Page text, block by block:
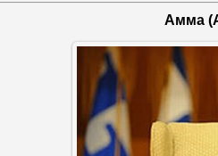
Амма